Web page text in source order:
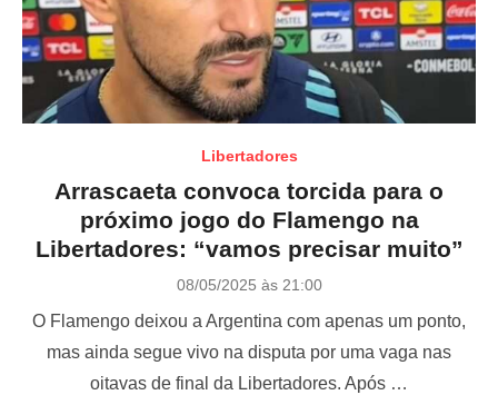
Libertadores
Arrascaeta convoca torcida para o
próximo jogo do Flamengo na
Libertadores: “vamos precisar muito”
P
s
e
d
08/05/2025 às 21:00
O Flamengo deixou a Argentina com apenas um ponto,
mas ainda segue vivo na disputa por uma vaga nas
oitavas de final da Libertadores. Após …